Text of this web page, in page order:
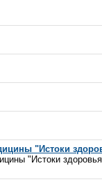
"Истоки
"Истоки